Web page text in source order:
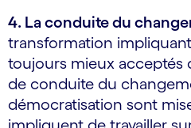
4. La conduite du
transformation
toujours mieux acceptés
de conduite du
démocratisation sont